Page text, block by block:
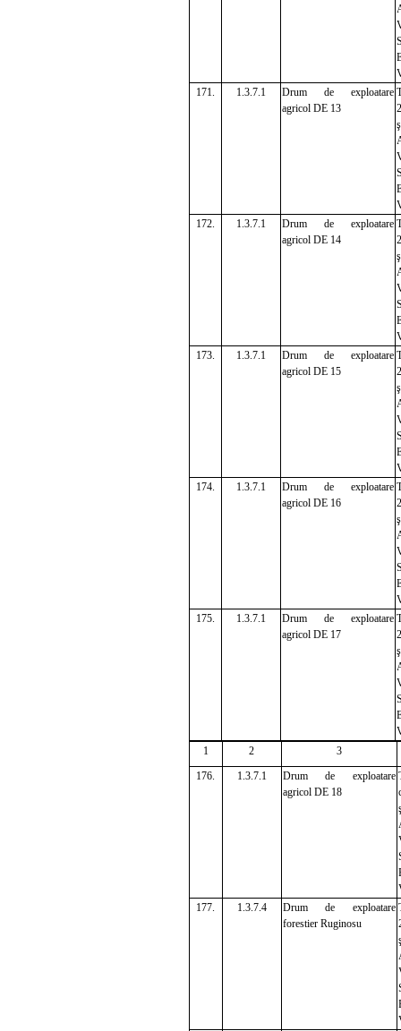
171.
1.3.7.1
Drum de exploatare
agricol DE 13
172.
1.3.7.1
Drum de exploatare
agricol DE 14
173.
1.3.7.1
Drum de exploatare
agricol DE 15
174.
1.3.7.1
Drum de exploatare
agricol DE 16
175.
1.3.7.1
Drum de exploatare
agricol DE 17
1
2
3
176.
1.3.7.1
Drum de exploatare
agricol DE 18
177.
1.3.7.4
Drum de exploatare
forestier Ruginosu